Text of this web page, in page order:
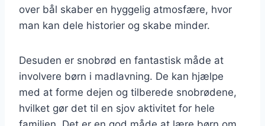
over bål skaber en hyggelig atmosfære, hvor
man kan dele historier og skabe minder.
Desuden er snobrød en fantastisk måde at
involvere børn i madlavning. De kan hjælpe
med at forme dejen og tilberede snobrødene,
hvilket gør det til en sjov aktivitet for hele